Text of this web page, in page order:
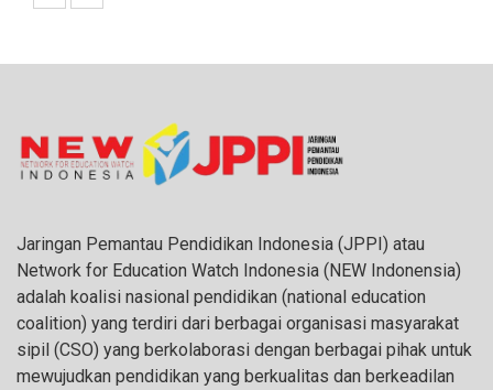
Jaringan Pemantau Pendidikan Indonesia (JPPI) atau
Network for Education Watch Indonesia (NEW Indonensia)
adalah koalisi nasional pendidikan (national education
coalition) yang terdiri dari berbagai organisasi masyarakat
sipil (CSO) yang berkolaborasi dengan berbagai pihak untuk
mewujudkan pendidikan yang berkualitas dan berkeadilan